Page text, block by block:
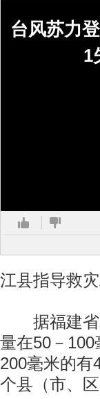
台风苏力
1
江县指导救灾
据福建省
量在50－
200毫米的有
个县（市、